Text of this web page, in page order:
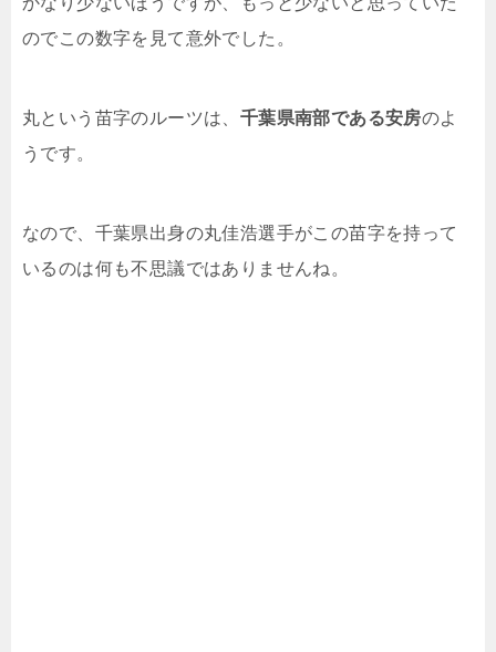
のでこの数字を見て意外でした。
丸という苗字のルーツは、 千葉県南部である安房のよ
うです。
なので、千葉県出身の丸佳浩選手がこの苗字を持って
いるのは何も不思議ではありませんね。